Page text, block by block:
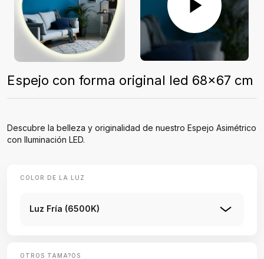
Espejo con forma original led 68x67 cm
Descubre la belleza y originalidad de nuestro Espejo Asimétrico
con Iluminación LED.
COLOR DE LA LUZ
Luz Fría (6500K)
OTROS TAMA?OS